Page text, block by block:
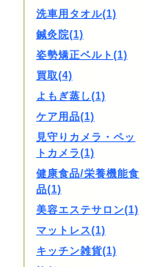
洗車用タオル(1)
鍼灸院(1)
姿勢矯正ベルト(1)
買取(4)
よもぎ蒸し(1)
ケア用品(1)
見守りカメラ・ペッ
トカメラ(1)
健康食品/栄養機能食
品(1)
美容エステサロン(1)
マットレス(1)
キッチン雑貨(1)